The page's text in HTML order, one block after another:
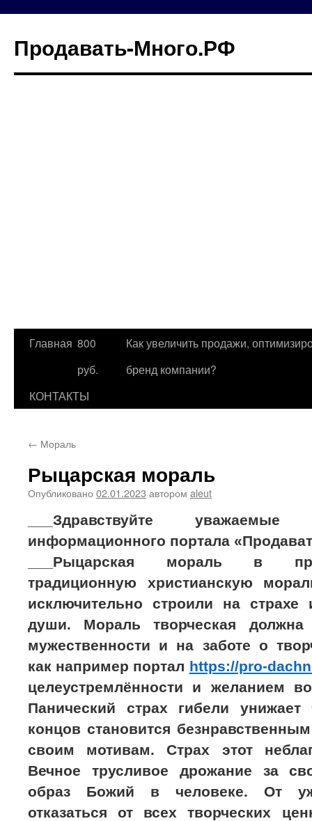
Продавать-Много.РФ
Перейти
содержимому
Главная 800
руб.
Как увеличить продажи,
бренд компании?
КОНТАКТЫ
← Мораль
Рыцарская мораль
Опубликовано 02.01.2023 автором aleut
___Здравствуйте
информационного портала
___Рыцарская мораль в
традиционную христианскую
исключительно строили на страхе
души. Мораль творческая
мужественности и на заботе о
как например портал https://pro-
целеустремлённости и желанием
Панический страх гибели
концов становится
своим мотивам. Страх этот
Вечное трусливое дрожание за
образ Божий в человеке. От
отказаться от всех творческих